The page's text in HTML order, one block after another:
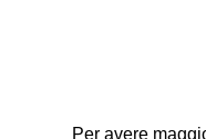
Per avere